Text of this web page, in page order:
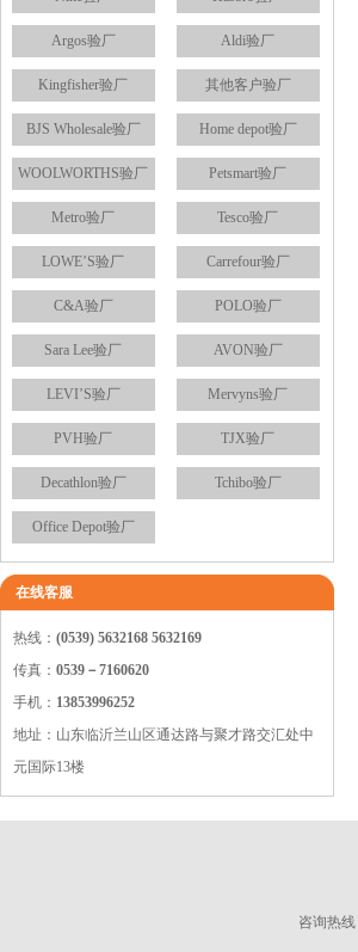
Argos验厂 Aldi验厂
Kingfisher验厂 其他客户验厂
BJS Wholesale验厂 Home depot验厂
WOOLWORTHS验厂 Petsmart验厂
Metro验厂 Tesco验厂
LOWE’S验厂 Carrefour验厂
C&A验厂 POLO验厂
Sara Lee验厂 AVON验厂
LEVI’S验厂 Mervyns验厂
PVH验厂 TJX验厂
Decathlon验厂 Tchibo验厂
Office Depot验厂
在线客服
热线： (0539) 5632168 5632169
传真： 0539－7160620
手机： 13853996252
地址：山东临沂兰山区通达路与聚才路交汇处中
元国际13楼
咨询热线